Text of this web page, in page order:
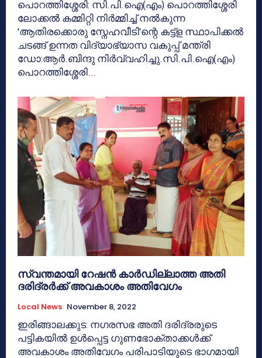
പൊറത്തിശ്ശേരി: സി.പി.ഐ(എം) പൊറത്തിശ്ശേരി
ലോക്കൽ കമ്മിറ്റി നിർമ്മിച്ച് നൽകുന്ന
'ആതിരക്കൊരു സ്നേഹവീടി'ന്റെ കട്ട്ള സ്ഥാപിക്കൽ
ചടങ്ങ് ഉന്നത വിദ്യാഭ്യാസ വകുപ്പ് മന്ത്രി
ഡോ:ആർ.ബിന്ദു നിർവ്വഹിച്ചു.സി.പി.ഐ(എം)
പൊറത്തിശ്ശേരി...
സ്വന്തമായി റേഷൻ കാർഡില്ലാത്ത അതി
ദരിദ്രർക്ക് അവകാശം അതിവേഗം
Local News November 8, 2022
ഇരിങ്ങാലക്കുട: നഗരസഭ അതി ദരിദ്രരുടെ
പട്ടികയിൽ ഉൾപ്പെട്ട ഗുണഭോക്താക്കൾക്ക്
അവകാശം അതിവേഗം പരിപാടിയുടെ ഭാഗമായി